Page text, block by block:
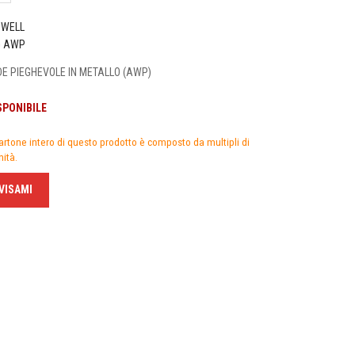
WELL
AWP
PIEGHEVOLE IN METALLO (AWP)
intero di questo prodotto è composto da multipli di